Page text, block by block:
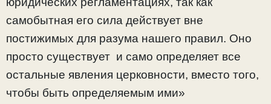
самобытная его сила действует вне
постижимых для разума нашего правил. Оно
просто существует и само определяет все
остальные явления церковности, вместо того,
чтобы быть определяемым ими»